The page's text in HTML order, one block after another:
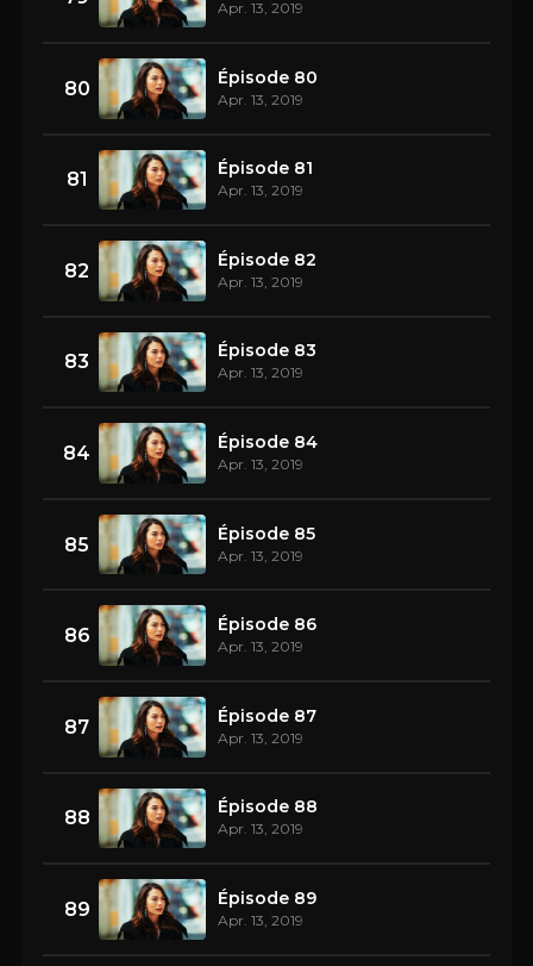
Apr. 13, 2019
80 Épisode 80
Apr. 13, 2019
81 Épisode 81
Apr. 13, 2019
82 Épisode 82
Apr. 13, 2019
83 Épisode 83
Apr. 13, 2019
84 Épisode 84
Apr. 13, 2019
85 Épisode 85
Apr. 13, 2019
86 Épisode 86
Apr. 13, 2019
87 Épisode 87
Apr. 13, 2019
88 Épisode 88
Apr. 13, 2019
89 Épisode 89
Apr. 13, 2019